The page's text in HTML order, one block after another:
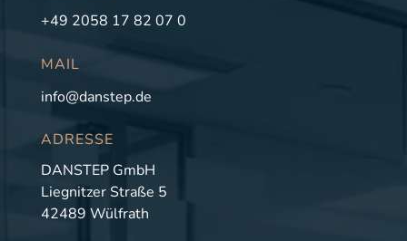
+49 2058 17 82 07 0
MAIL
info@danstep.de
ADRESSE
DANSTEP GmbH
Liegnitzer Straße 5
42489 Wülfrath